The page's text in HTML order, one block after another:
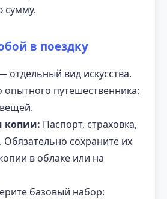
сумму.
в поездку
отдельный вид искусства.
опытного путешественника:
копии: Паспорт, страховка,
Обязательно сохраните их
в облаке или на
базовый набор: